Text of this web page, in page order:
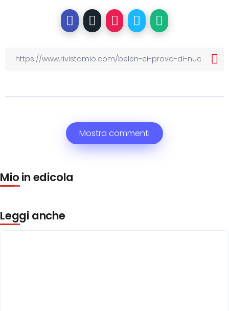
Mostra commenti
Mio in edicola
Leggi anche